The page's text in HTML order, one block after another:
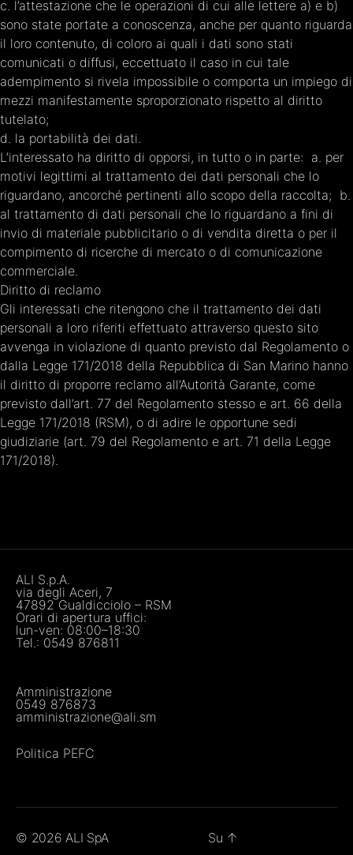
c. l’attestazione che le operazioni di cui alle lettere a) e b)
sono state portate a conoscenza, anche per quanto riguarda
il loro contenuto, di coloro ai quali i dati sono stati
comunicati o diffusi, eccettuato il caso in cui tale
adempimento si rivela impossibile o comporta un impiego di
mezzi manifestamente sproporzionato rispetto al diritto
tutelato;
d. la portabilità dei dati.
L’interessato ha diritto di opporsi, in tutto o in parte: a. per
motivi legittimi al trattamento dei dati personali che lo
riguardano, ancorché pertinenti allo scopo della raccolta; b.
al trattamento di dati personali che lo riguardano a fini di
invio di materiale pubblicitario o di vendita diretta o per il
compimento di ricerche di mercato o di comunicazione
commerciale.
Diritto di reclamo
Gli interessati che ritengono che il trattamento dei dati
personali a loro riferiti effettuato attraverso questo sito
avvenga in violazione di quanto previsto dal Regolamento o
dalla Legge 171/2018 della Repubblica di San Marino hanno
il diritto di proporre reclamo all’Autorità Garante, come
previsto dall’art. 77 del Regolamento stesso e art. 66 della
Legge 171/2018 (RSM), o di adire le opportune sedi
giudiziarie (art. 79 del Regolamento e art. 71 della Legge
171/2018).
ALI S.p.A.
via degli Aceri, 7
47892 Gualdicciolo – RSM
Orari di apertura uffici:
lun-ven: 08:00–18:30
Tel.: 0549 876811
Amministrazione
0549 876873
amministrazione@ali.sm
Politica PEFC
© 2026ALI SpA Su ↑